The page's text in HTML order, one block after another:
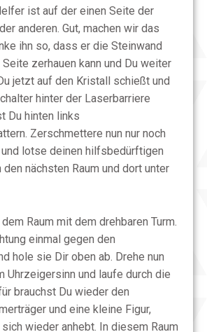
ist auf der einen Seite der
anderen. Gut, machen wir das
ihn so, dass er die Steinwand
zerhauen kann und Du weiter
jetzt auf den Kristall schießt und
hinter der Laserbarriere
Du hinten links
Zerschmettere nun nur noch
lotse deinen hilfsbedürftigen
den nächsten Raum und dort unter
Raum mit dem drehbaren Turm.
einmal gegen den
hole sie Dir oben ab. Drehe nun
Uhrzeigersinn und laufe durch die
brauchst Du wieder den
und eine kleine Figur,
wieder anhebt. In diesem Raum